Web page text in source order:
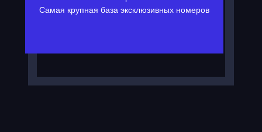
Самая крупная база эксклюзивных номеров